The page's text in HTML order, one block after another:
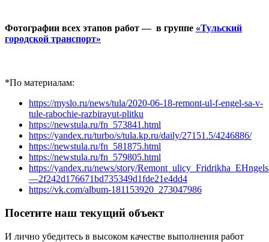
Фотографии всех этапов работ — в группе «Тульский
городской транспорт»
*По материалам:
https://myslo.ru/news/tula/2020-06-18-remont-ul-f-engel-sa-v-
tule-rabochie-razbirayut-plitku
https://newstula.ru/fn_573841.html
https://yandex.ru/turbo/s/tula.kp.ru/daily/27151.5/4246886/
https://newstula.ru/fn_581875.html
https://newstula.ru/fn_579805.html
https://yandex.ru/news/story/
—2f242d176671bd735349d1fde21e4dd4
https://vk.com/album-181153920_273047986
Посетите наш текущий объект
И лично убедитесь в высоком качестве выполнения работ